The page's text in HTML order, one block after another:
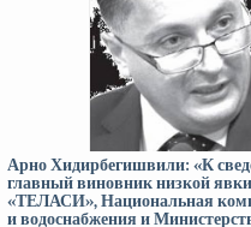
Арно Хидирбегишвили: «К
главный виновник низкой
«ТЕЛАСИ», Национальная
и водоснабжения и